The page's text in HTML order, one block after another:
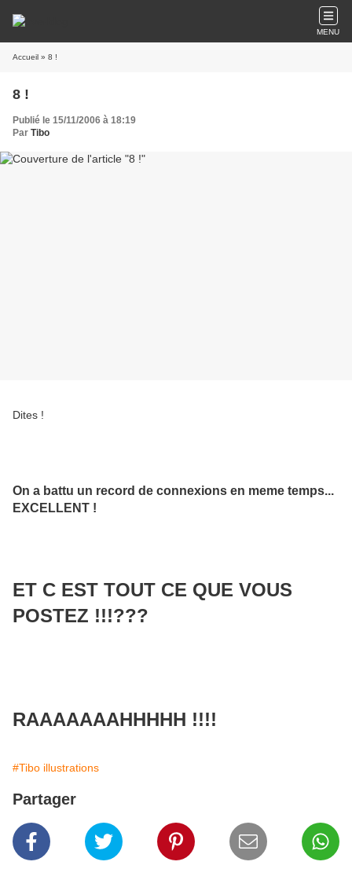
MENU
Accueil » 8 !
8 !
Publié le 15/11/2006 à 18:19
Par Tibo
Dites !
On a battu un record de connexions en meme temps...
EXCELLENT !
ET C EST TOUT CE QUE VOUS
POSTEZ !!!???
RAAAAAAAHHHHH !!!!
#Tibo illustrations
Partager